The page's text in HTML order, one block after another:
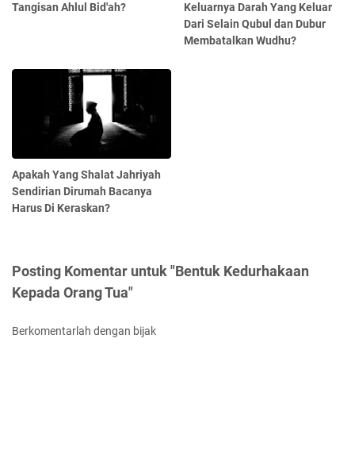
Tangisan Ahlul Bid'ah?
Keluarnya Darah Yang Keluar
Dari Selain Qubul dan Dubur
Membatalkan Wudhu?
Apakah Yang Shalat Jahriyah
Sendirian Dirumah Bacanya
Harus Di Keraskan?
Posting Komentar untuk "Bentuk Kedurhakaan
Kepada Orang Tua"
Berkomentarlah dengan bijak